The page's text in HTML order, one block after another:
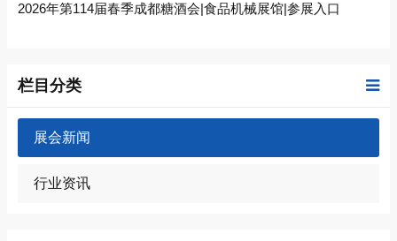
2026年第114届春季成都糖酒会|食品机械展馆|参展入口
栏目分类
展会新闻
行业资讯